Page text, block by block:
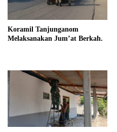
Koramil Tanjunganom
Melaksanakan Jum’at Berkah.